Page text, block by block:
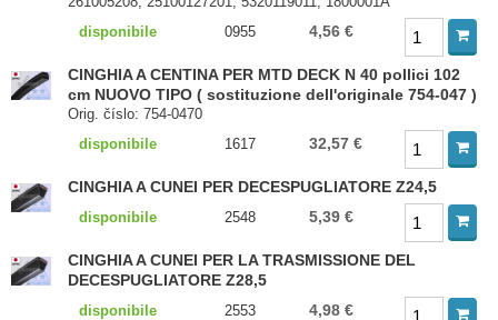
disponibile
0955 4,56 €
CINGHIA A CENTINA PER MTD DECK N 40 pollici 102
cm NUOVO TIPO ( sostituzione dell'originale 754-047 )
Orig. číslo: 754-0470
disponibile
1617 32,57 €
CINGHIA A CUNEI PER DECESPUGLIATORE Z24,5
disponibile 2548 5,39 €
CINGHIA A CUNEI PER LA TRASMISSIONE DEL
DECESPUGLIATORE Z28,5
disponibile 2553 4,98 €